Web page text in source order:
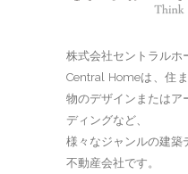
株式会社セントラルホ
Central Homeは、住
物のデザインまたはア
ディングなど、
様々なジャンルの建築
不動産会社です。